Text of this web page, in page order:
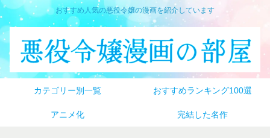
おすすめ人気の悪役令嬢の漫画を紹介しています
カテゴリー別一覧 おすすめランキング100選
アニメ化 完結した名作